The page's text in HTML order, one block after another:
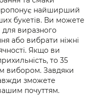
найширший
букетів. Ви можете
для виразного
або вибрати ніжні
Якщо ви
то 35
вибором. Завдяки
зможете
почуттям.